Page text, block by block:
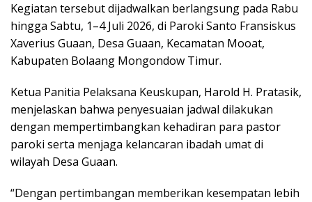
Kegiatan tersebut dijadwalkan berlangsung pada Rabu
hingga Sabtu, 1–4 Juli 2026, di Paroki Santo Fransiskus
Xaverius Guaan, Desa Guaan, Kecamatan Mooat,
Kabupaten Bolaang Mongondow Timur.
Ketua Panitia Pelaksana Keuskupan, Harold H. Pratasik,
menjelaskan bahwa penyesuaian jadwal dilakukan
dengan mempertimbangkan kehadiran para pastor
paroki serta menjaga kelancaran ibadah umat di
wilayah Desa Guaan.
“Dengan pertimbangan memberikan kesempatan lebih